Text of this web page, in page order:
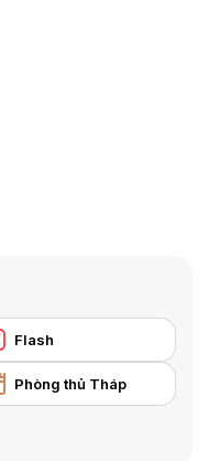
Flash
Phòng thủ Tháp